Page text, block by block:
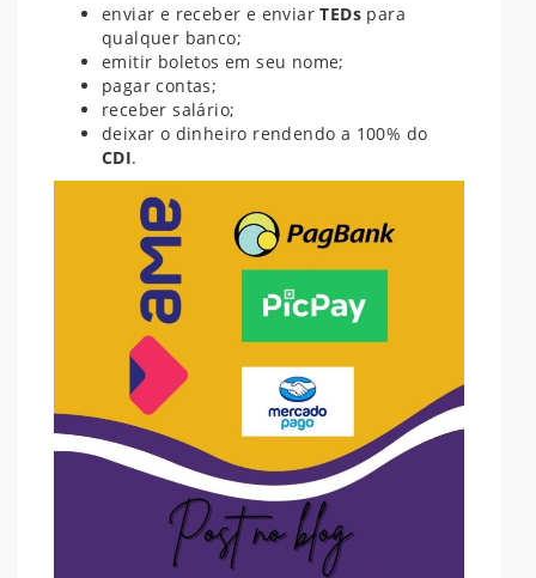
enviar e receber e enviarTEDspara
qualquer banco;
emitir boletos em seu nome;
pagar contas;
receber salário;
deixar o dinheiro rendendo a 100% do
CDI.